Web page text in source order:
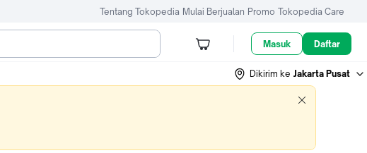
Tentang Tokopedia Mulai Berjualan Promo Tokopedia Care
Masuk Daftar
Dikirim ke Jakarta Pusat